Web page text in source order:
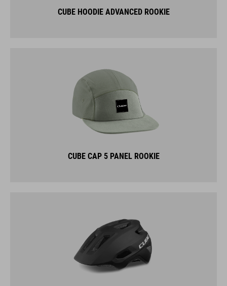
CUBE HOODIE ADVANCED ROOKIE
CUBE CAP 5 PANEL ROOKIE